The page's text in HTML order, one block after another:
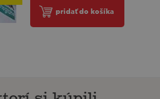
pridať do košíka